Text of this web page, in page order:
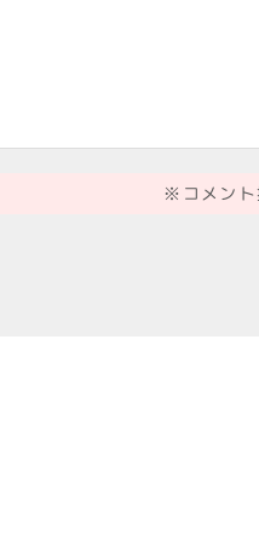
※コメント